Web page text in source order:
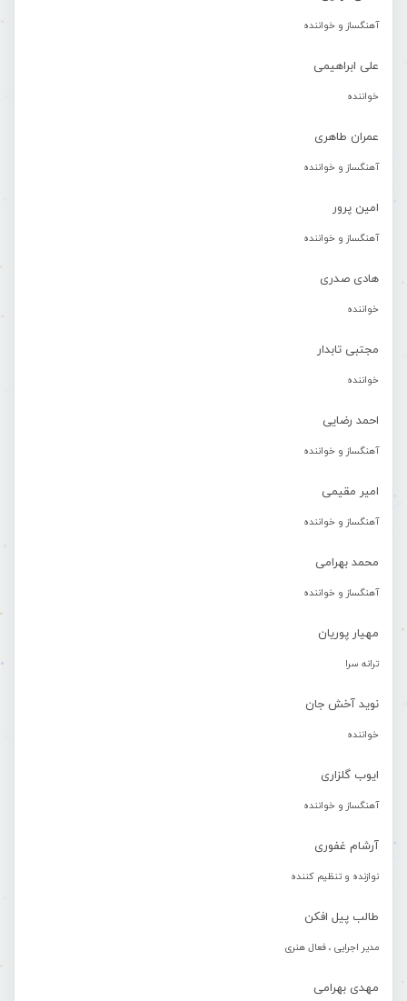
آهنگساز و خواننده
علی ابراهیمی
خواننده
عمران طاهری
آهنگساز و خواننده
امین پرور
آهنگساز و خواننده
هادی صدری
خواننده
مجتبی تابدار
خواننده
احمد رضایی
آهنگساز و خواننده
امیر مقیمی
آهنگساز و خواننده
محمد بهرامی
آهنگساز و خواننده
مهیار پوریان
ترانه سرا
نوید آخش جان
خواننده
ایوب گلزاری
آهنگساز و خواننده
آرشام غفوری
نوازنده و تنظیم کننده
طالب پیل افکن
مدیر اجرایی ، فعال هنری
مهدی بهرامی